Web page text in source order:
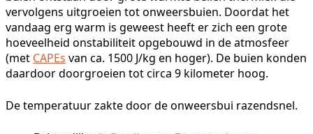
vervolgens uitgroeien tot onweersbuien. Doordat het
vandaag erg warm is geweest heeft er zich een grote
hoeveelheid onstabiliteit opgebouwd in de atmosfeer
(met CAPEs van ca. 1500 J/kg en hoger). De buien konden
daardoor doorgroeien tot circa 9 kilometer hoog.
De temperatuur zakte door de onweersbui razendsnel.